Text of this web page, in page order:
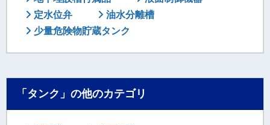
定水位弁
油水分離槽
少量危険物貯蔵タンク
「タンク」の他のカテゴリ